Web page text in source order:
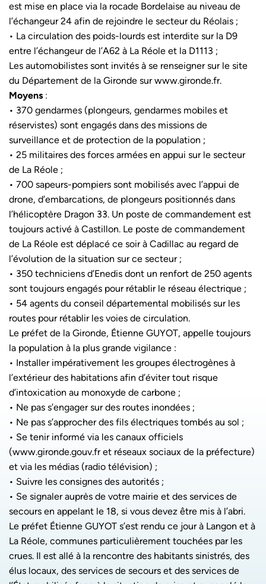
est mise en place via la rocade Bordelaise au niveau de
l’échangeur 24 afin de rejoindre le secteur du Réolais ;
• La circulation des poids-lourds est interdite sur la D9
entre l’échangeur de l’A62 à La Réole et la D1113 ;
Les automobilistes sont invités à se renseigner sur le site
du Département de la Gironde sur www.gironde.fr.
Moyens :
• 370 gendarmes (plongeurs, gendarmes mobiles et
réservistes) sont engagés dans des missions de
surveillance et de protection de la population ;
• 25 militaires des forces armées en appui sur le secteur
de La Réole ;
• 700 sapeurs-pompiers sont mobilisés avec l’appui de
drone, d’embarcations, de plongeurs positionnés dans
l’hélicoptère Dragon 33. Un poste de commandement est
toujours activé à Castillon. Le poste de commandement
de La Réole est déplacé ce soir à Cadillac au regard de
l’évolution de la situation sur ce secteur ;
• 350 techniciens d’Enedis dont un renfort de 250 agents
sont toujours engagés pour rétablir le réseau électrique ;
• 54 agents du conseil départemental mobilisés sur les
routes pour rétablir les voies de circulation.
Le préfet de la Gironde, Étienne GUYOT, appelle toujours
la population à la plus grande vigilance :
• Installer impérativement les groupes électrogènes à
l’extérieur des habitations afin d’éviter tout risque
d’intoxication au monoxyde de carbone ;
• Ne pas s’engager sur des routes inondées ;
• Ne pas s’approcher des fils électriques tombés au sol ;
• Se tenir informé via les canaux officiels
(www.gironde.gouv.fr et réseaux sociaux de la préfecture)
et via les médias (radio télévision) ;
• Suivre les consignes des autorités ;
• Se signaler auprès de votre mairie et des services de
secours en appelant le 18, si vous devez être mis à l’abri.
Le préfet Étienne GUYOT s’est rendu ce jour à Langon et à
La Réole, communes particulièrement touchées par les
crues. Il est allé à la rencontre des habitants sinistrés, des
élus locaux, des services de secours et des services de